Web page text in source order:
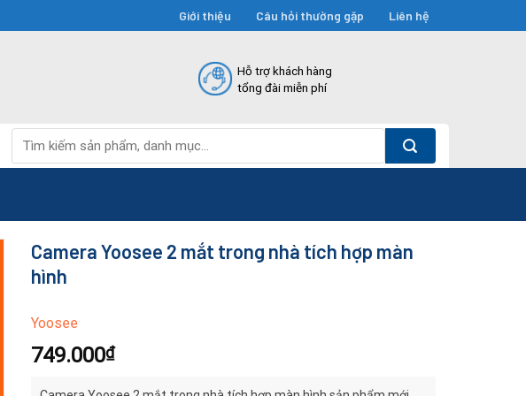
Giới thiệu Câu hỏi thường gặp Liên hệ
Hỗ trợ khách hàng
tổng đài miễn phí
kiếm:
Camera Yoosee 2 mắt trong nhà tích hợp màn
hình
Yoosee
749.000₫